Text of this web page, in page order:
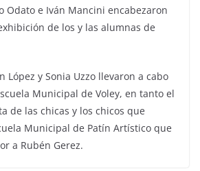
Odato e Iván Mancini encabezaron
de los y las alumnas de
López y Sonia Uzzo llevaron a cabo
Municipal de Voley, en tanto el
de las chicas y los chicos que
Municipal de Patín Artístico que
a Rubén Gerez.